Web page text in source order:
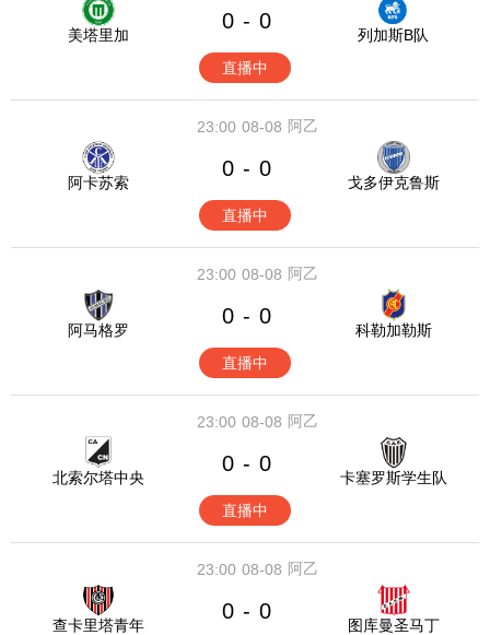
美塔里加
0 - 0
列加斯B队
直播中
08-08
23:00 阿乙
阿卡苏索
0 - 0
戈多伊克鲁斯
直播中
08-08
23:00 阿乙
阿马格罗
0 - 0
科勒加勒斯
直播中
08-08
23:00 阿乙
北索尔塔中央
0 - 0
卡塞罗斯学生队
直播中
08-08
23:00 阿乙
查卡里塔青年
0 - 0
图库曼圣马丁